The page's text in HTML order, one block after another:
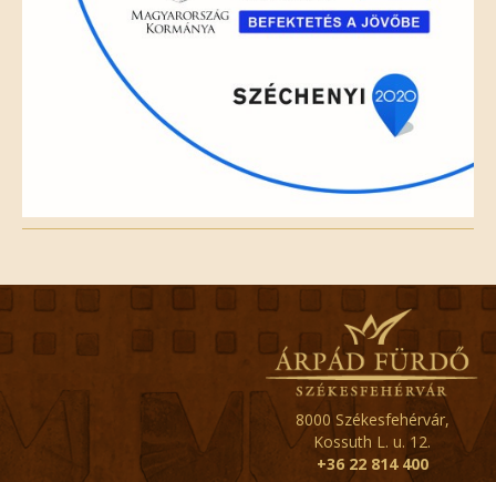
8000 Székesfehérvár,
Kossuth L. u. 12.
+36 22 814 400